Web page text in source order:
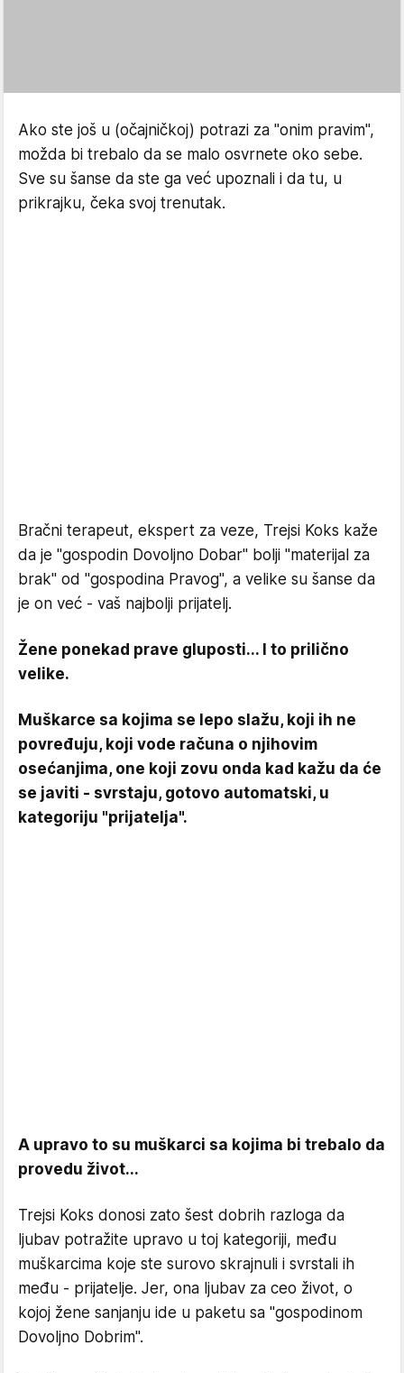
Ako ste još u (očajničkoj) potrazi za "onim pravim",
možda bi trebalo da se malo osvrnete oko sebe.
Sve su šanse da ste ga već upoznali i da tu, u
prikrajku, čeka svoj trenutak.
Bračni terapeut, ekspert za veze, Trejsi Koks kaže
da je "gospodin Dovoljno Dobar" bolji "materijal za
brak" od "gospodina Pravog", a velike su šanse da
je on već - vaš najbolji prijatelj.
Žene ponekad prave gluposti... I to prilično
velike.
Muškarce sa kojima se lepo slažu, koji ih ne
povređuju, koji vode računa o njihovim
osećanjima, one koji zovu onda kad kažu da će
se javiti - svrstaju, gotovo automatski, u
kategoriju "prijatelja".
A upravo to su muškarci sa kojima bi trebalo da
provedu život...
Trejsi Koks donosi zato šest dobrih razloga da
ljubav potražite upravo u toj kategoriji, među
muškarcima koje ste surovo skrajnuli i svrstali ih
među - prijatelje. Jer, ona ljubav za ceo život, o
kojoj žene sanjanju ide u paketu sa "gospodinom
Dovoljno Dobrim".